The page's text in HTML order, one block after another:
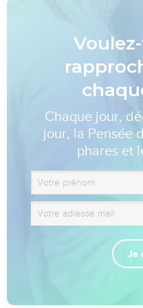
Chaque jour,
jour, la Pensée
phares et
Je